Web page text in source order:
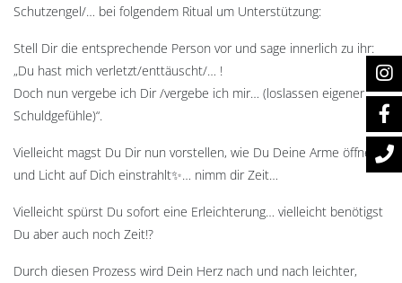
Schutzengel/… bei folgendem Ritual um Unterstützung:
Stell Dir die entsprechende Person vor und sage innerlich zu ihr:
„Du hast mich verletzt/enttäuscht/… !
Doch nun vergebe ich Dir /vergebe ich mir… (loslassen eigener
Schuldgefühle)“.
Vielleicht magst Du Dir nun vorstellen, wie Du Deine Arme öffnest
und Licht auf Dich einstrahlt✨… nimm dir Zeit…
Vielleicht spürst Du sofort eine Erleichterung… vielleicht benötigst
Du aber auch noch Zeit!?
Durch diesen Prozess wird Dein Herz nach und nach leichter,